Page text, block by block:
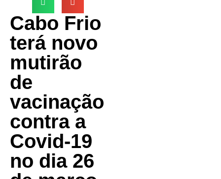
Cabo Frio
terá novo
mutirão
de
vacinação
contra a
Covid-19
no dia 26